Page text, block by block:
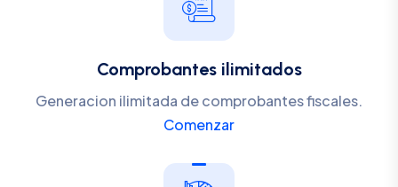
Comprobantes ilimitados
Generacion ilimitada de comprobantes fiscales.
Comenzar